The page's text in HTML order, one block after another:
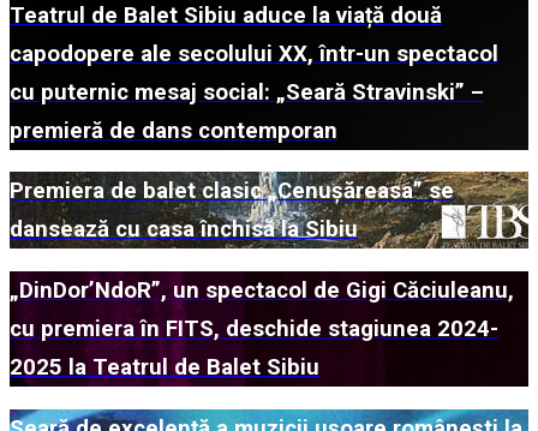
Teatrul de Balet Sibiu aduce la viață două
capodopere ale secolului XX, într-un spectacol
cu puternic mesaj social: „Seară Stravinski” –
premieră de dans contemporan
Premiera de balet clasic „Cenușăreasa” se
dansează cu casa închisă la Sibiu
„DinDor’NdoR”, un spectacol de Gigi Căciuleanu,
cu premiera în FITS, deschide stagiunea 2024-
2025 la Teatrul de Balet Sibiu